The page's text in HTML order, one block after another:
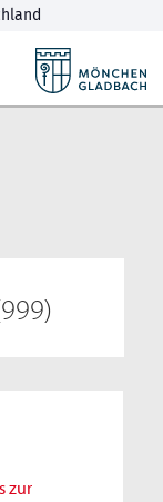
zur